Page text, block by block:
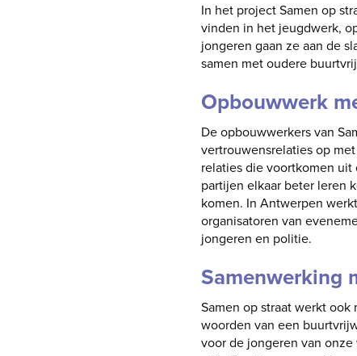
In het project Samen op
vinden in het jeugdwerk,
jongeren gaan ze aan de
samen met oudere
Opbouwwerk
De opbouwwerkers van
vertrouwensrelaties op
relaties die voortkomen
partijen elkaar beter leren
komen. In Antwerpen
organisatoren van
jongeren en politie.
Samenwerking
Samen op straat werkt
woorden van een
voor de jongeren van